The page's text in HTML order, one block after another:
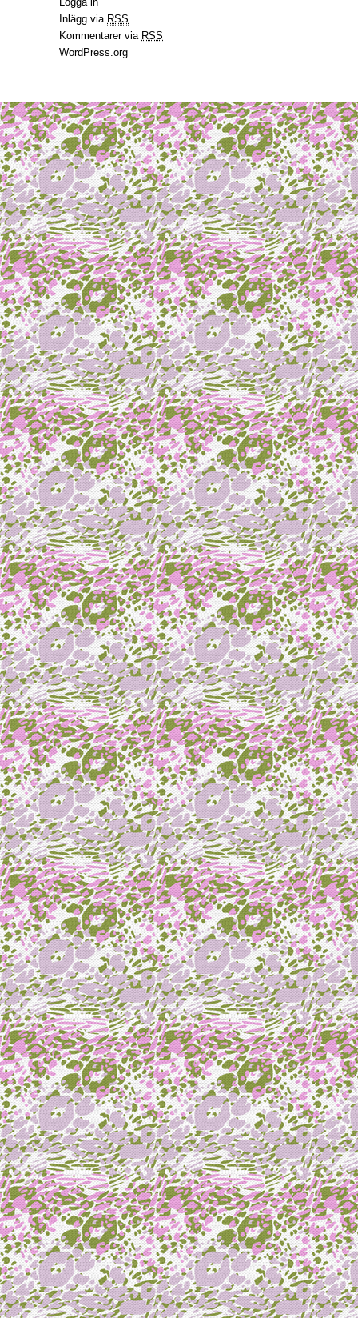
Inlägg via RSS
Kommentarer via RSS
WordPress.org